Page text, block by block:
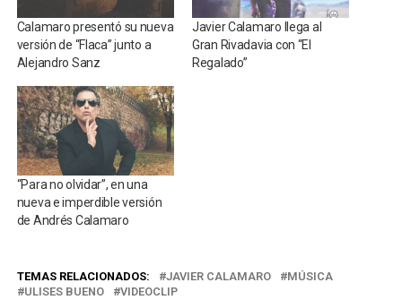
Calamaro presentó su nueva
versión de “Flaca” junto a
Alejandro Sanz
Javier Calamaro llega al
Gran Rivadavia con “El
Regalado”
“Para no olvidar”, en una
nueva e imperdible versión
de Andrés Calamaro
TEMAS RELACIONADOS: JAVIER CALAMARO
MÚSICA
ULISES BUENO
VIDEOCLIP